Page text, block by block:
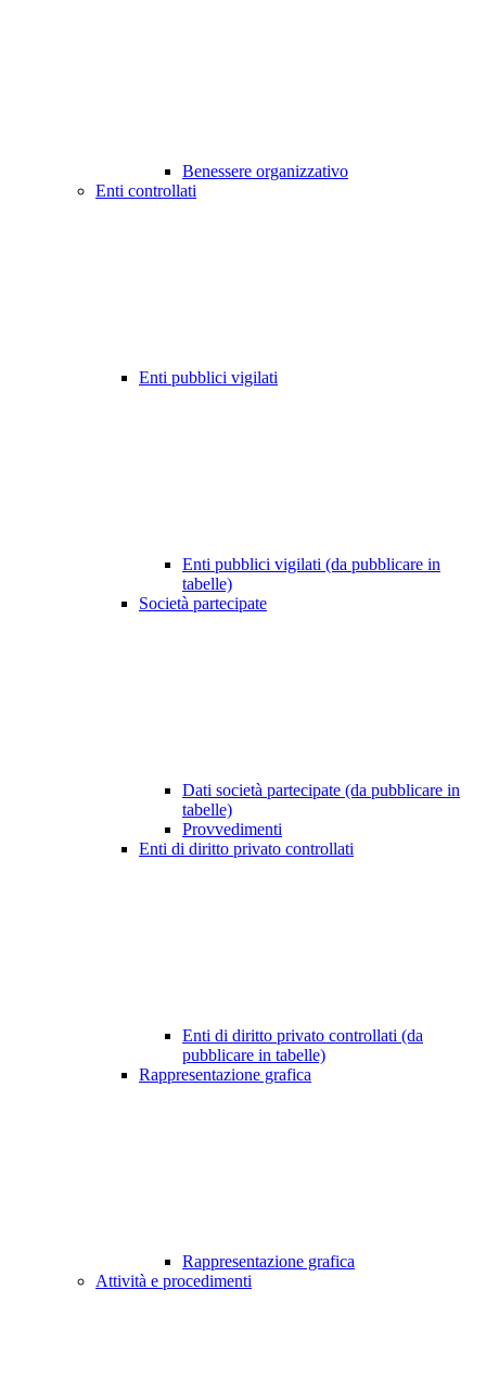
Benessere organizzativo
Enti controllati
Enti pubblici vigilati
Enti pubblici vigilati (da pubblicare in
tabelle)
Società partecipate
Dati società partecipate (da pubblicare in
tabelle)
Provvedimenti
Enti di diritto privato controllati
Enti di diritto privato controllati (da
pubblicare in tabelle)
Rappresentazione grafica
Rappresentazione grafica
Attività e procedimenti